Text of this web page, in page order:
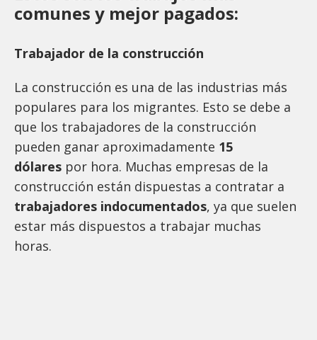
comunes y mejor pagados:
Trabajador de la construcción
La construcción es una de las industrias más
populares para los migrantes. Esto se debe a
que los trabajadores de la construcción
pueden ganar aproximadamente 15
dólares por hora. Muchas empresas de la
construcción están dispuestas a contratar a
trabajadores indocumentados, ya que suelen
estar más dispuestos a trabajar muchas
horas.